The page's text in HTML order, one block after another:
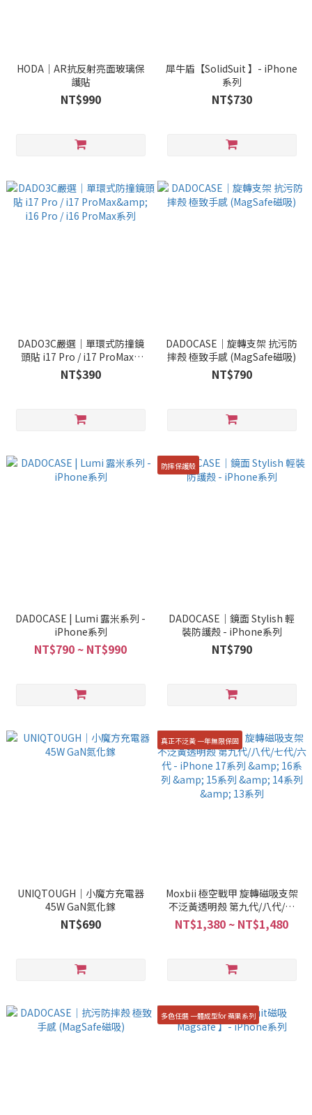
HODA｜AR抗反射亮面玻璃保
護貼
NT$990
犀牛盾【SolidSuit 】- iPhone
系列
NT$730
DADO3C嚴選｜單環式防撞鏡
頭貼 i17 Pro / i17 ProMax&
i16 Pro / i16 ProMax系列
NT$390
DADOCASE｜旋轉支架 抗污防
摔殼 極致手感 (MagSafe磁吸)
NT$790
DADOCASE | Lumi 露米系列 -
iPhone系列
NT$790 ~ NT$990
防摔保護殼
DADOCASE｜鏡面 Stylish 輕
裝防護殼 - iPhone系列
NT$790
UNIQTOUGH｜小魔方充電器
45W GaN氮化鎵
NT$690
真正不泛黃 一年無限保固
Moxbii 極空戰甲 旋轉磁吸支架
不泛黃透明殼 第九代/八代/七
代/六代 - iPhone 17系列 & 16
系列 & 15系列 & 14系列 & 13系
NT$1,380 ~ NT$1,480
多色任選 一體成型for 蘋果系列